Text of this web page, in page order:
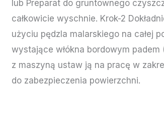
lub Preparat do gruntownego
całkowicie wyschnie. Krok-2
użyciu pędzla malarskiego na całej
wystające włókna bordowym padem
z maszyną ustaw ją na pracę w
do zabezpieczenia powierzchni.